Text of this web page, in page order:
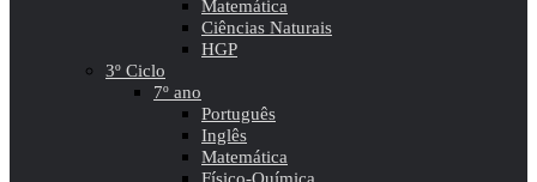
Matemática
Ciências Naturais
HGP
3º Ciclo
7º ano
Português
Inglês
Matemática